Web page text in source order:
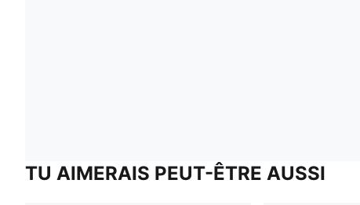
TU AIMERAIS PEUT-ÊTRE AUSSI